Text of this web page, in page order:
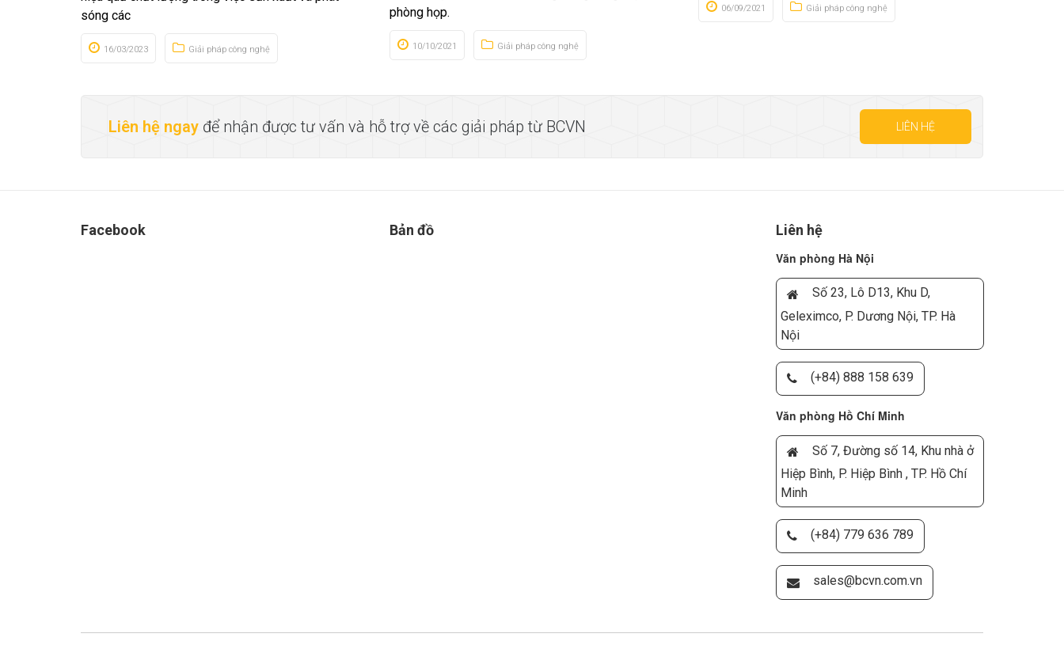
sóng các
16/03/2023 Giải pháp công nghệ
phòng họp.
10/10/2021 Giải pháp công nghệ
06/09/2021 Giải pháp công nghệ
LIÊN HỆ
Liên hệ ngay để nhận được tư vấn và hỗ trợ về các giải pháp từ BCVN
Facebook Bản đồ Liên hệ
Văn phòng Hà Nội
Số 23, Lô D13, Khu D,
Geleximco, P. Dương Nội, TP. Hà
Nội
(+84) 888 158 639
Văn phòng Hồ Chí Minh
Số 7, Đường số 14, Khu nhà ở
Hiệp Bình, P. Hiệp Bình , TP. Hồ Chí
Minh
(+84) 779 636 789
sales@bcvn.com.vn